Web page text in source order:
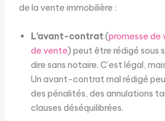
de la vente immobilière :
L’avant-contrat(promesse de
de vente) peut être rédigé sous
dire sans notaire. C’est légal,
Un avant-contrat mal rédigé
des pénalités, des annulations
clauses déséquilibrées.